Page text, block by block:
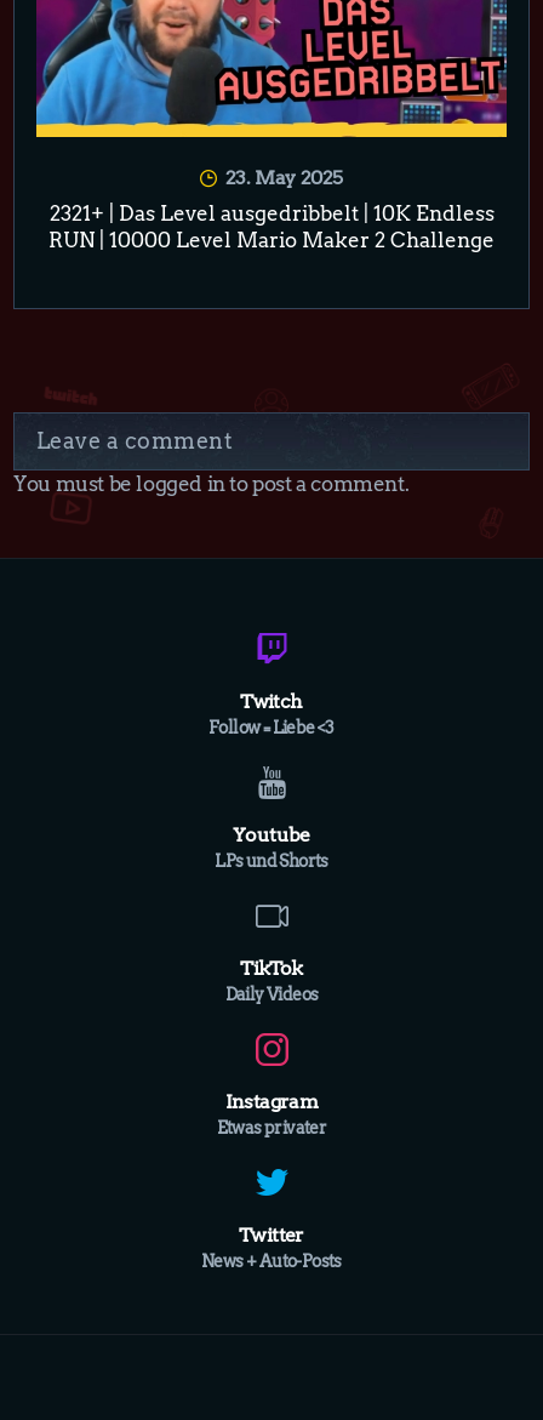
23. May 2025
2321+ | Das Level ausgedribbelt | 10K Endless
RUN | 10000 Level Mario Maker 2 Challenge
Leave a comment
You must be logged in to post a comment.
Twitch
Follow = Liebe <3
Youtube
LPs und Shorts
TikTok
Daily Videos
Instagram
Etwas privater
Twitter
News + Auto-Posts